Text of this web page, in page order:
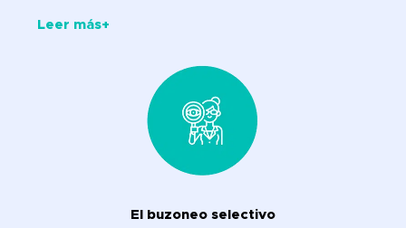
Leer más+
El buzoneo selectivo